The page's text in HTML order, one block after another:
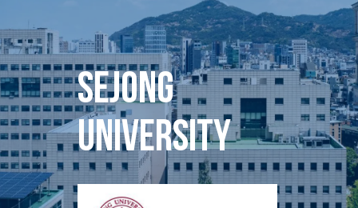
Sejong
University